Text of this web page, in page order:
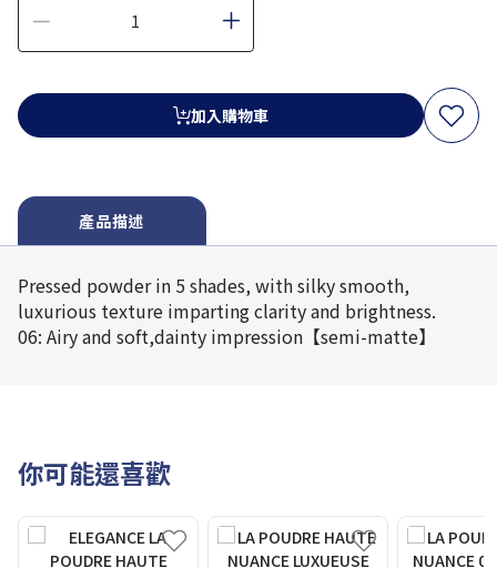
加入購物車
產品描述
Pressed powder in 5 shades, with silky smooth,
luxurious texture imparting clarity and brightness.
06: Airy and soft,dainty impression【semi-matte】
你可能還喜歡